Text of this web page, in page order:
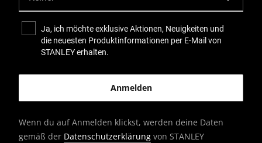
Ja, ich möchte exklusive Aktionen, Neuigkeiten und
die neuesten Produktinformationen per E-Mail von
STANLEY erhalten.
Wenn du auf Anmelden klickst, werden deine Daten
gemäß der Datenschutzerklärung von STANLEY